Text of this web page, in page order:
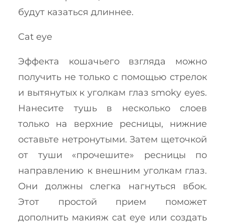
будут казаться длиннее.
Cat eye
Эффекта кошачьего взгляда можно
получить не только с помощью стрелок
и вытянутых к уголкам глаз smoky eyes.
Нанесите тушь в несколько слоев
только на верхние ресницы, нижние
оставьте нетронутыми. Затем щеточкой
от туши «прочешите» ресницы по
направлению к внешним уголкам глаз.
Они должны слегка нагнуться вбок.
Этот простой прием поможет
дополнить макияж cat eye или создать